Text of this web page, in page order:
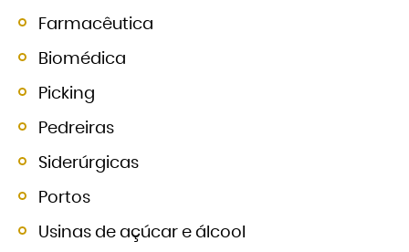
Farmacêutica
Biomédica
Picking
Pedreiras
Siderúrgicas
Portos
Usinas de açúcar e álcool